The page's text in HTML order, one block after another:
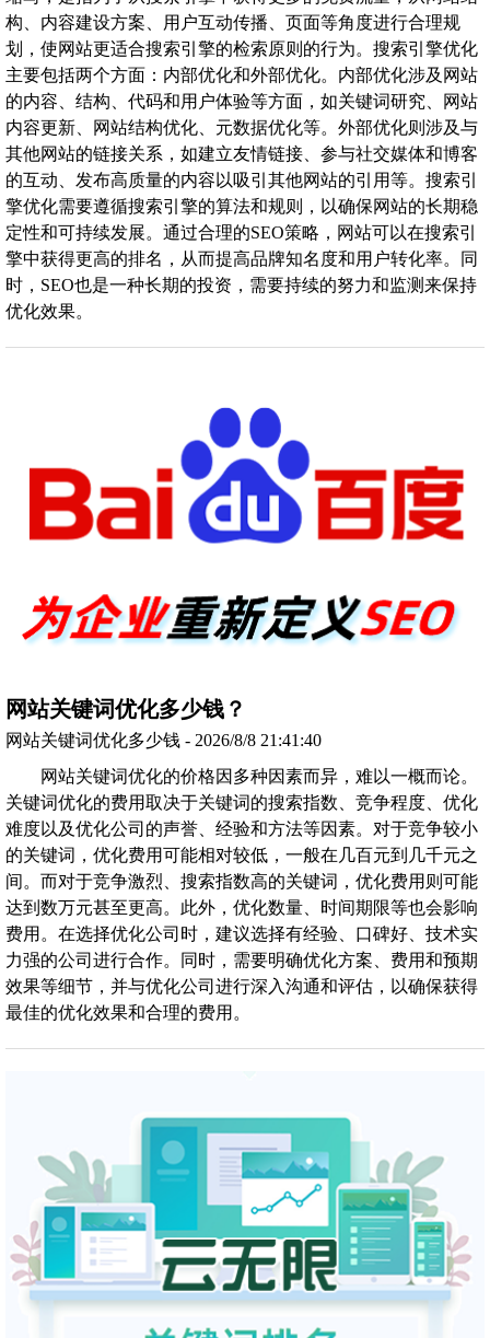
构、内容建设方案、用户互动传播、页面等角度进行合理规
划，使网站更适合搜索引擎的检索原则的行为。搜索引擎优化
主要包括两个方面：内部优化和外部优化。内部优化涉及网站
的内容、结构、代码和用户体验等方面，如关键词研究、网站
内容更新、网站结构优化、元数据优化等。外部优化则涉及与
其他网站的链接关系，如建立友情链接、参与社交媒体和博客
的互动、发布高质量的内容以吸引其他网站的引用等。搜索引
擎优化需要遵循搜索引擎的算法和规则，以确保网站的长期稳
定性和可持续发展。通过合理的SEO策略，网站可以在搜索引
擎中获得更高的排名，从而提高品牌知名度和用户转化率。同
时，SEO也是一种长期的投资，需要持续的努力和监测来保持
优化效果。
网站关键词优化多少钱？
网站关键词优化多少钱 - 2026/8/8 21:41:40
网站关键词优化的价格因多种因素而异，难以一概而论。
关键词优化的费用取决于关键词的搜索指数、竞争程度、优化
难度以及优化公司的声誉、经验和方法等因素。对于竞争较小
的关键词，优化费用可能相对较低，一般在几百元到几千元之
间。而对于竞争激烈、搜索指数高的关键词，优化费用则可能
达到数万元甚至更高。此外，优化数量、时间期限等也会影响
费用。在选择优化公司时，建议选择有经验、口碑好、技术实
力强的公司进行合作。同时，需要明确优化方案、费用和预期
效果等细节，并与优化公司进行深入沟通和评估，以确保获得
最佳的优化效果和合理的费用。